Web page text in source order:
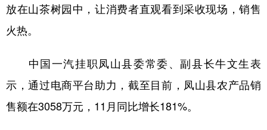
放在山茶树园中，让消费者直观看到采收现场，销售
火热。
中国一汽挂职凤山县委常委、副县长牛文生表
示，通过电商平台助力，截至目前，凤山县农产品销
售额在3058万元，11月同比增长181%。